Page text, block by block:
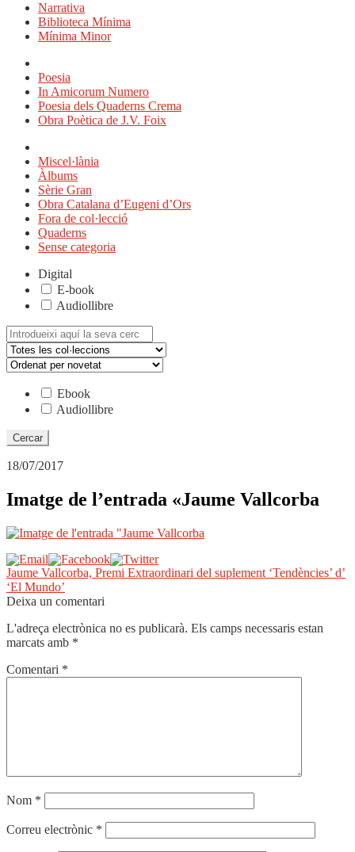
Narrativa
Biblioteca Mínima
Mínima Minor
Poesia
In Amicorum Numero
Poesia dels Quaderns Crema
Obra Poètica de J.V. Foix
Miscel·lània
Àlbums
Sèrie Gran
Obra Catalana d’Eugeni d’Ors
Fora de col·lecció
Quaderns
Sense categoria
Digital
E-book
Audiollibre
Cerca:
Ebook
Audiollibre
18/07/2017
Imatge de l’entrada «Jaume Vallcorba
Navegació
d'entrades
Entrada
anterior:
Jaume Vallcorba, Premi Extraordinari del suplement ‘Tendències’ d’
‘El Mundo’
Deixa un comentari
L'adreça electrònica no es publicarà. Els camps necessaris estan
marcats amb *
Comentari *
Nom *
Correu electrònic *